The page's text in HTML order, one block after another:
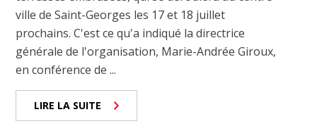
ville de Saint-Georges les 17 et 18 juillet
prochains. C'est ce qu'a indiqué la directrice
générale de l'organisation, Marie-Andrée Giroux,
en conférence de ...
LIRE LA SUITE